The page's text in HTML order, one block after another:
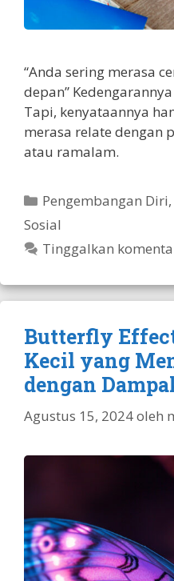
“Anda sering merasa
depan”
Tapi, kenyataannya
merasa relate dengan
atau ramalam.
Kategori
Pengembangan Diri,
Sosial
Tinggalkan
Butterfly
Kecil yang
dengan
Agustus 15, 2024oleh